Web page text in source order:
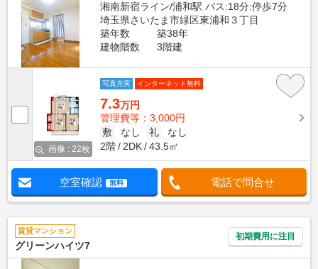
湘南新宿ライン/浦和駅 バス:18分:停歩7分
埼玉県さいたま市緑区東浦和３丁目
築年数
築38年
建物階数
3階建
画像 : 22枚
写真充実 インターネット無料
7.3万円
管理費等：3,000円
敷
なし 礼
なし
2階
2DK 43.5㎡
空室確認 無料 電話で問合せ
賃貸マンション
グリーンハイツ7
初期費用に注目